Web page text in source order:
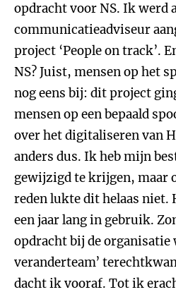
opdracht voor NS. Ik werd
communicatieadviseur
project ‘People on track’.
NS? Juist, mensen op het
nog eens bij: dit project
mensen op een bepaald
over het digitaliseren van
anders dus. Ik heb mijn
gewijzigd te krijgen, maar
reden lukte dit helaas niet.
een jaar lang in gebruik.
opdracht bij de organisatie
veranderteam’
dacht ik vooraf. Tot ik